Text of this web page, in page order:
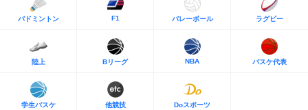
バドミントン F1 バレーボール ラグビー
陸上 Bリーグ NBA バスケ代表
学生バスケ 他競技 Doスポーツ